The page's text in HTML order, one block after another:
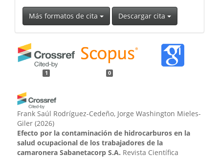
Más formatos de cita Descargar cita
1 0
Frank Saúl Rodríguez-Cedeño, Jorge Washington Mieles-
Giler (2026)
Efecto por la contaminación de hidrocarburos en la
salud ocupacional de los trabajadores de la
camaronera Sabanetacorp S.A. Revista Científica